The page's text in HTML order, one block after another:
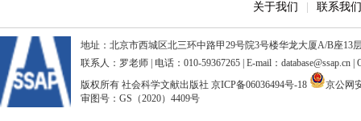
关于我们 联系我们
地址：北京市西城区北三环中路甲29号院3号楼华龙大厦A/B座13
联系人：罗老师 | 电话：010-59367265 | E-mail：database@ssap.cn
版权所有 社会科学文献出版社 京ICP备06036494号-18
京公网
审图号：GS（2020）4409号